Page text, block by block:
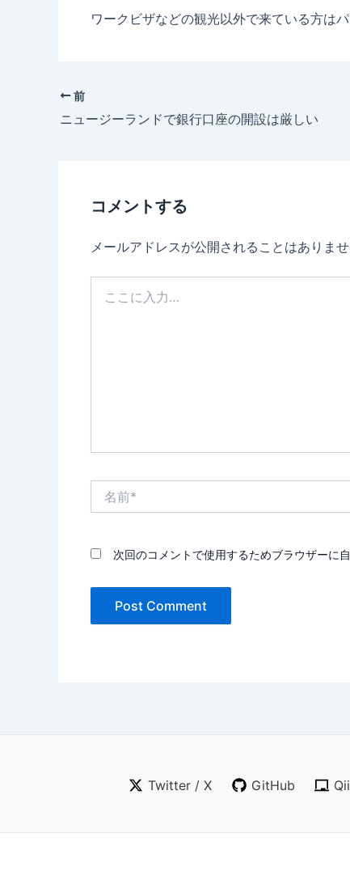
ワークビザなどの観光以外で来ている方は
前
ニュージーランドで銀行口座の開設は厳しい
コメントする
メールアドレスが公開されることはありませ
次回のコメントで使用するためブラウザーに
Twitter / X GitHub